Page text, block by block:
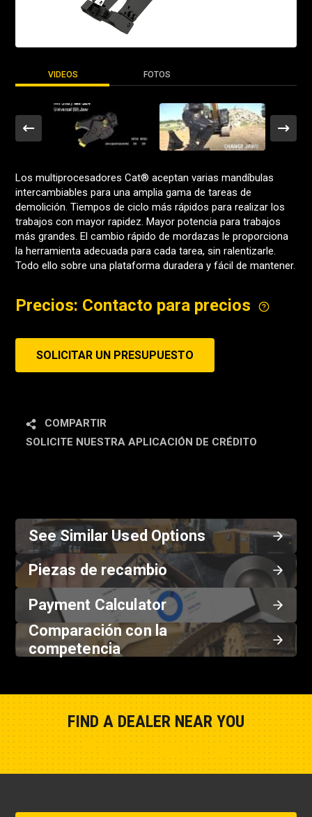
VIDEOS FOTOS
Los multiprocesadores Cat® aceptan varias mandíbulas
intercambiables para una amplia gama de tareas de
demolición. Tiempos de ciclo más rápidos para realizar los
trabajos con mayor rapidez. Mayor potencia para trabajos
más grandes. El cambio rápido de mordazas le proporciona
la herramienta adecuada para cada tarea, sin ralentizarle.
Todo ello sobre una plataforma duradera y fácil de mantener.
Precios: Contacto para precios
SOLICITAR UN PRESUPUESTO
COMPARTIR
SOLICITE NUESTRA APLICACIÓN DE CRÉDITO
See Similar Used Options
Piezas de recambio
Payment Calculator
Comparación con la
competencia
FIND A DEALER NEAR YOU